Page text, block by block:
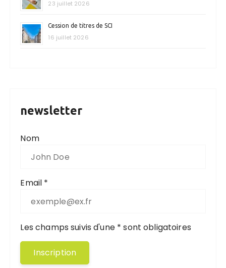
23 juillet 2026
Cession de titres de SCI
16 juillet 2026
newsletter
Nom
Email *
Les champs suivis d'une * sont obligatoires